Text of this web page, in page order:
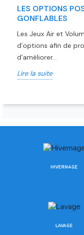
LES OPTIONS
GONFLABLES
Les Jeux Air et
d’options afin de
d’améliorer...
Lire la suite
HIVERNAGE
LAVAGE